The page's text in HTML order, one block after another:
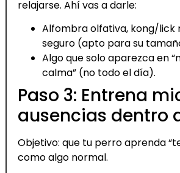
relajarse. Ahí vas a darle:
Alfombra olfativa, kong/lick
seguro (apto para su
Algo que solo aparezca en
calma” (no todo el día).
Paso 3: Entrena
ausencias dentro
Objetivo: que tu perro aprenda
como algo normal.